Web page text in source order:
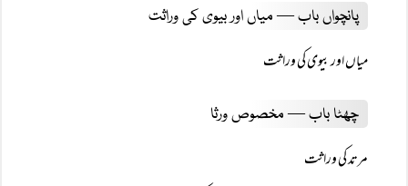
پانچواں باب — میاں اور بیوی کی وراثت
میاں اور بیوی کی وراثت
چھٹا باب — مخصوص ورثا
مرتد کی وراثت